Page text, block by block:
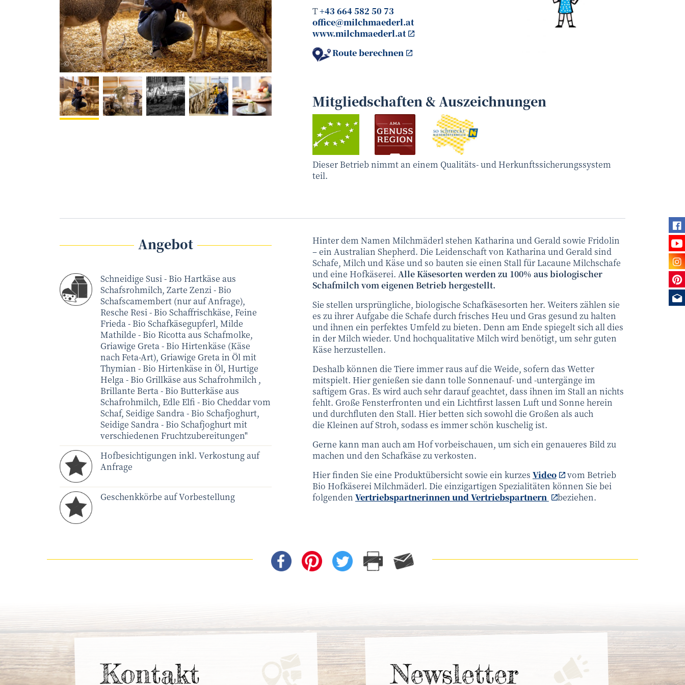
©Netzwerk Kulinarik/pov.at Netzwerk Kulinarik/pov.at
T+43 664 582 50 73
office@milchmaederl.at
www.milchmaederl.at
Route berechnen
Mitgliedschaften & Auszeichnungen
Dieser Betrieb nimmt an einem Qualitäts- und Herkunftssicherungssystem
teil.
Angebot
Schneidige Susi - Bio Hartkäse aus
Schafsrohmilch, Zarte Zenzi - Bio
Schafscamembert (nur auf Anfrage),
Resche Resi - Bio Schaffrischkäse, Feine
Frieda - Bio Schafkäsegupferl, Milde
Mathilde - Bio Ricotta aus Schafmolke,
Griawige Greta - Bio Hirtenkäse (Käse
nach Feta-Art), Griawige Greta in Öl mit
Thymian - Bio Hirtenkäse in Öl, Hurtige
Helga - Bio Grillkäse aus Schafrohmilch ,
Brillante Berta - Bio Butterkäse aus
Schafrohmilch, Edle Elfi - Bio Cheddar vom
Schaf, Seidige Sandra - Bio Schafjoghurt,
Seidige Sandra - Bio Schafjoghurt mit
verschiedenen Fruchtzubereitungen"
Hofbesichtigungen inkl. Verkostung auf
Anfrage
Geschenkkörbe auf Vorbestellung
Hinter dem Namen Milchmäderl stehen Katharina und Gerald sowie Fridolin
– ein Australian Shepherd. Die Leidenschaft von Katharina und Gerald sind
Schafe, Milch und Käse und so bauten sie einen Stall für Lacaune Milchschafe
und eine Hofkäserei. Alle Käsesorten werden zu 100% aus biologischer
Schafmilch vom eigenen Betrieb hergestellt.
Sie stellen ursprüngliche, biologische Schafkäsesorten her. Weiters zählen sie
es zu ihrer Aufgabe die Schafe durch frisches Heu und Gras gesund zu halten
und ihnen ein perfektes Umfeld zu bieten. Denn am Ende spiegelt sich all dies
in der Milch wieder. Und hochqualitative Milch wird benötigt, um sehr guten
Käse herzustellen.
Deshalb können die Tiere immer raus auf die Weide, sofern das Wetter
mitspielt. Hier genießen sie dann tolle Sonnenauf- und -untergänge im
saftigem Gras. Es wird auch sehr darauf geachtet, dass ihnen im Stall an nichts
fehlt. Große Fensterfronten und ein Lichtfirst lassen Luft und Sonne herein
und durchfluten den Stall. Hier betten sich sowohl die Großen als auch
die Kleinen auf Stroh, sodass es immer schön kuschelig ist.
Gerne kann man auch am Hof vorbeischauen, um sich ein genaueres Bild zu
machen und den Schafkäse zu verkosten.
Hier finden Sie eine Produktübersicht sowie ein kurzes Video
vom Betrieb
Bio Hofkäserei Milchmäderl. Die einzigartigen Spezialitäten können Sie bei
folgenden Vertriebspartnerinnen und Vertriebspartnern beziehen.
News­letter
Kontakt